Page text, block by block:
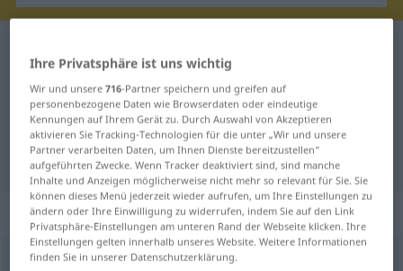
Deutsch-Englisch Übersetzung für
"berieseln"
"berieseln" Englisch Übersetzung
„berieseln“: transitives Verb
berieselnv/t <kein ge-;h>
Ihre Privatsphäre ist uns wichtig
Wir und unsere716-Partner speichern und greifen auf
personenbezogene Daten wie Browserdaten oder eindeutige
Kennungen auf Ihrem Gerät zu. Durch Auswahl von Akzeptieren
aktivieren Sie Tracking-Technologien für die unter „Wir und unsere
Partner verarbeiten Daten, um Ihnen Dienste bereitzustellen“
aufgeführten Zwecke. Wenn Tracker deaktiviert sind, sind manche
Inhalte und Anzeigen möglicherweise nicht mehr so relevant für Sie. Sie
können dieses Menü jederzeit wieder aufrufen, um Ihre Einstellungen zu
ändern oder Ihre Einwilligung zu widerrufen, indem Sie auf den Link
Privatsphäre-Einstellungen am unteren Rand der Webseite klicken. Ihre
Einstellungen gelten innerhalb unseres Website. Weitere Informationen
finden Sie in unserer Datenschutzerklärung.